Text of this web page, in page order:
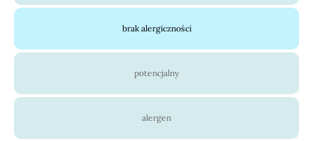
brak alergiczności
potencjalny
alergen